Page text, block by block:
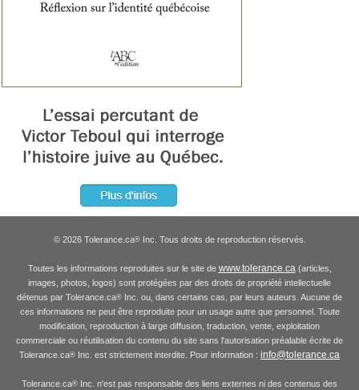
© 2026 Tolerance.ca®Inc. Tous droits de reproduction réservés.
Toutes les informations reproduites sur le site de www.tolerance.ca(articles,
images, photos, logos) sont protégées par des droits de propriété intellectuelle
détenus par Tolerance.ca® Inc. ou, dans certains cas, par leurs auteurs. Aucune de
ces informations ne peut être reproduite pour un usage autre que personnel. Toute
modification, reproduction à large diffusion, traduction, vente, exploitation
commerciale ou réutilisation du contenu du site sans l'autorisation préalable écrite de
Tolerance.ca® Inc. est strictement interdite. Pour information : info@tolerance.ca
Tolerance.ca® Inc. n'est pas responsable des liens externes ni des contenus des